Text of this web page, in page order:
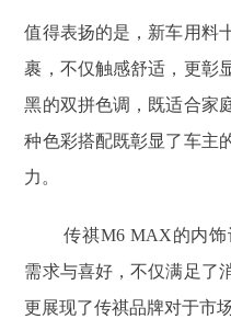
值得表扬的是，新车用料
裹，不仅触感舒适，更彰
黑的双拼色调，既适合家
种色彩搭配既彰显了车主
力。
传祺M6 MAX的内
需求与喜好，不仅满足了
更展现了传祺品牌对于市